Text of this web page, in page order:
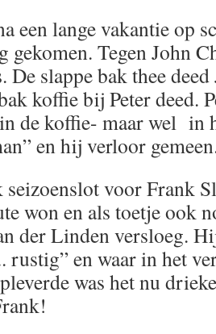
een lange vakantie op
gekomen. Tegen John
De slappe bak thee
koffie bij Peter
de koffie- maar wel in
en hij verloor
seizoenslot voor Frank
won en als toetje ook
der Linden versloeg.
rustig” en waar in het
was het nu